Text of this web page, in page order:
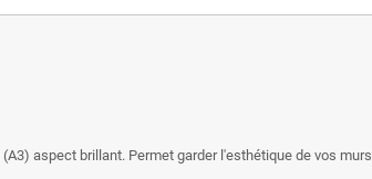
aspect brillant. Permet garder l'esthétique de vos murs